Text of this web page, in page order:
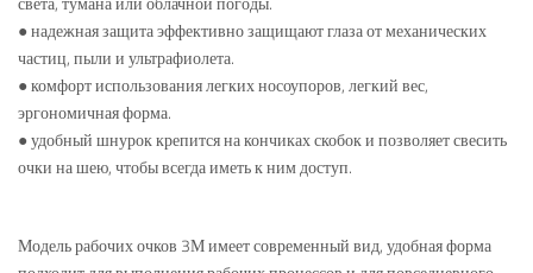
● надежная защита эффективно защищают глаза от механических
частиц, пыли и ультрафиолета.
● комфорт использования легких носоупоров, легкий вес,
эргономичная форма.
● удобный шнурок крепится на кончиках скобок и позволяет свесить
очки на шею, чтобы всегда иметь к ним доступ.
Модель рабочих очков 3М имеет современный вид, удобная форма